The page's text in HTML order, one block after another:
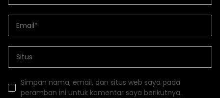
Simpan nama, email, dan situs web saya pada
peramban ini untuk komentar saya berikutnya.